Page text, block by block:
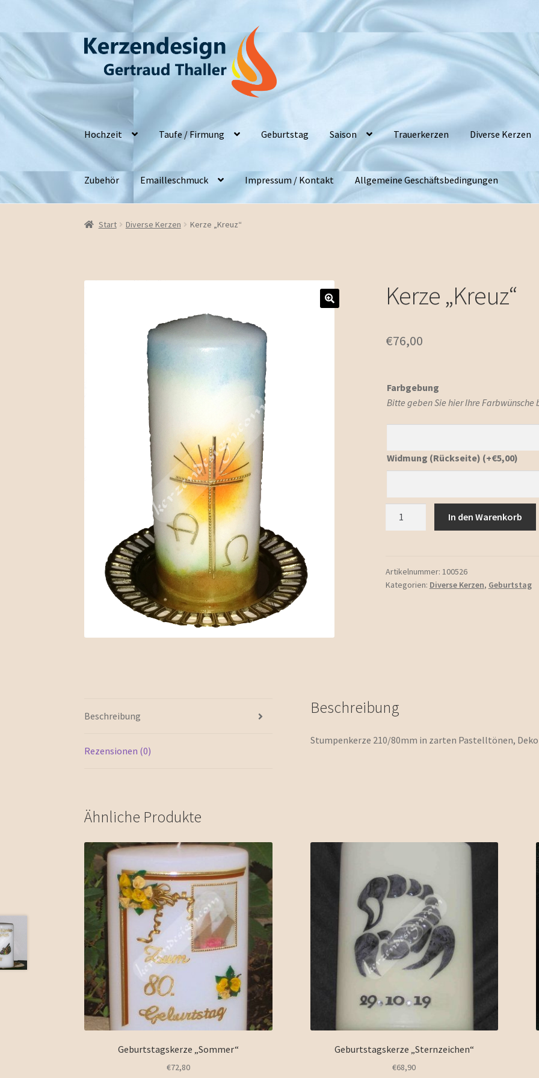
Zur
Navigation
springen
Zum
Inhalt
springen
Hochzeit Taufe / Firmung Geburtstag Saison Trauerkerzen Diverse Kerzen
Zubehör Emailleschmuck Impressum / Kontakt Allgemeine Geschäftsbedingungen
Start Diverse Kerzen Kerze „Kreuz“
Kerze „Kreuz“
€76,00
Farbgebung
Bitte geben Sie hier Ihre Farbwünsche
Widmung (Rückseite) (+€5,00)
In den Warenkorb
Artikelnummer: 100526
Kategorien: Diverse Kerzen, Geburtstag
Beschreibung
Rezensionen (0)
Beschreibung
Stumpenkerze 210/80mm in zarten Pastelltönen,
Ähnliche Produkte
Geburtstagskerze „Sommer“
€72,80
Geburtstagskerze „Sternzeichen“
€68,90